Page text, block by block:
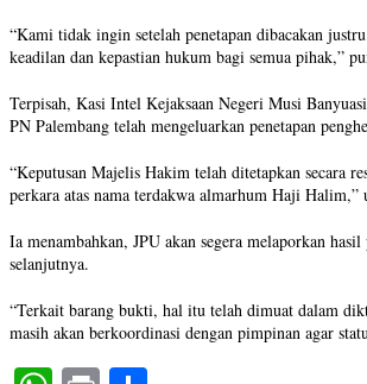
“Kami tidak ingin setelah penetapan dibacakan
keadilan dan kepastian hukum bagi semua pihak,”
Terpisah, Kasi Intel Kejaksaan Negeri Musi
PN Palembang telah mengeluarkan penetapan
“Keputusan Majelis Hakim telah ditetapkan secara
perkara atas nama terdakwa almarhum Haji Halim,”
Ia menambahkan, JPU akan segera melaporkan
selanjutnya.
“Terkait barang bukti, hal itu telah dimuat dalam
masih akan berkoordinasi dengan pimpinan agar